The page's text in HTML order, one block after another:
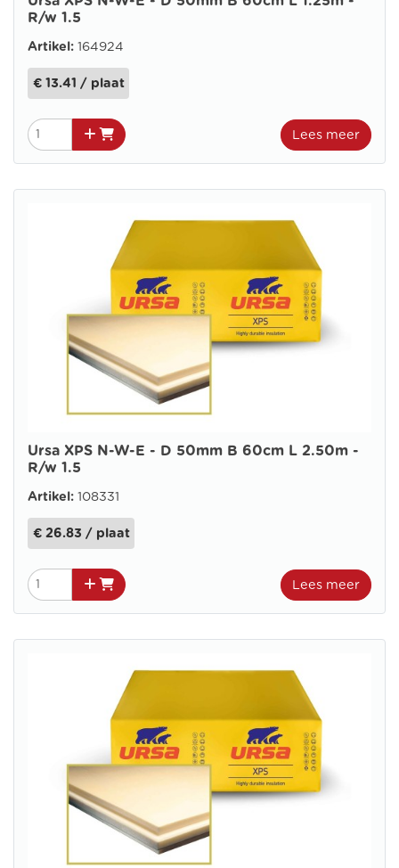
R/w 1.5
Artikel: 164924
€ 13.41 / plaat
Lees meer
Ursa XPS N-W-E - D 50mm B 60cm L 2.50m -
R/w 1.5
Artikel: 108331
€ 26.83 / plaat
Lees meer